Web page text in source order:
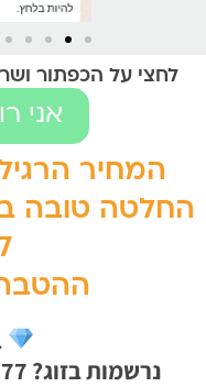
על הכפתור
אני
הרגיל
טובה ברגע
ההטבה
בזוג?177 ₪ בלבד!